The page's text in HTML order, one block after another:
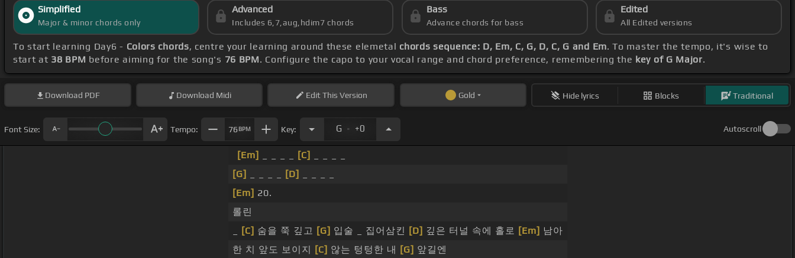
Simplified
Major & minor chords only
Advanced
Includes 6,7,aug,hdim7 chords
Bass
Advance chords for bass
Edited
All Edited versions
To start learning Day6 - Colors chords, centre your learning around these elemetal chords sequence: D, Em, C, G, D, C, G and Em. To master the tempo, it's wise to
start at 38 BPM before aiming for the song's 76 BPM. Configure the capo to your vocal range and chord preference, remembering the key of G Major.
Download PDF Download Midi EditThis Version Gold Hide lyrics Blocks Traditional
Font Size: Tempo: 76 BPM Key: G . +0 Autoscroll
[Em] [C]
[G]
[D]
[Em] 20.
롤린
[C] 숨을 쭉 깊고 [G] 입술 _ 집어삼킨 [D] 깊은 터널 속에 홀로 [Em] 남아
한 치 앞도 보이지
[C] 않는 텅텅한 내 [G] 앞길엔